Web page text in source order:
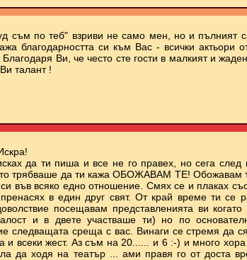
съм по теб" взриви не само мен, но и пълният
благодарността си към Вас - всички актьори
Ви, че често сте гости в малкият и
талант !
да ти пиша и все не го правех, но сега
трябваше да ти кажа ОБОЖАВАМ ТЕ! Обожавам
във всяко едно отношение. Смях се и плаках
в един друг свят. От край време ти се
посещавам представленията ви
и в двете участваше ти) но по
следващата среща с вас. Винаги се стремя да
и всеки жест. Аз съм на 20...... и 6 :-) и много
да ходя на театър ... ами правя го от доста